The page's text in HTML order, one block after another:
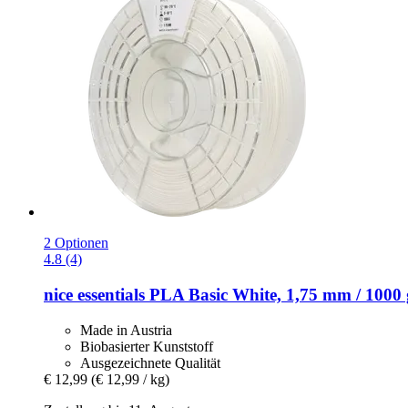
2 Optionen
4.8 (4)
nice essentials PLA Basic White, 1,75 mm / 1000
Made in Austria
Biobasierter Kunststoff
Ausgezeichnete Qualität
€ 12,99 (€ 12,99 / kg)